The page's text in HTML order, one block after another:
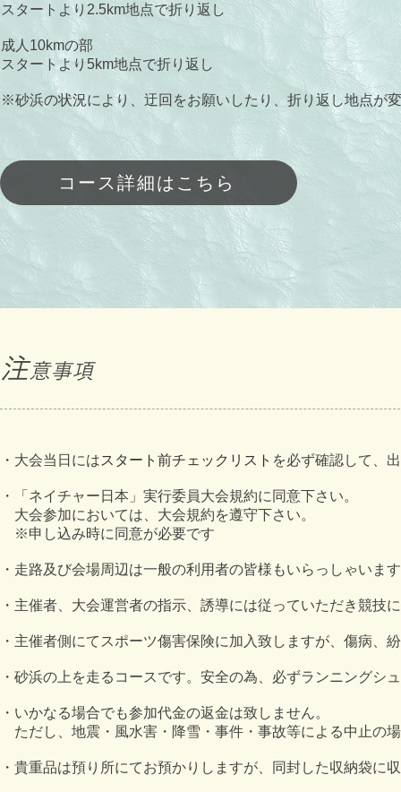
スタートより2.5km地点で折り返し
成人10kmの部
スタートより5km地点で折り返し
※砂浜の状況により、迂回をお願いしたり、折り返し地点が
コース詳細はこちら
注意事項
・大会当日にはスタート前チェックリスト を必ず確認して、
・「ネイチャー日本」実行委員大会規約に同意下さい。
大会参加においては、大会規約を遵守下さい。
※申し込み時に同意が必要です
・走路及び会場周辺は一般の利用者の皆様もいらっしゃいま
・主催者、大会運営者の指示、誘導には従っていただき競技
・主催者側にてスポーツ傷害保険に加入致しますが、傷病
・砂浜の上を走るコースです。安全の為、必ずランニング
・いかなる場合でも参加代金の返金は致しません。
ただし、地震・風水害・降雪・事件・事故等による中止の
・貴重品は預り所にてお預かりしますが、同封した収納袋